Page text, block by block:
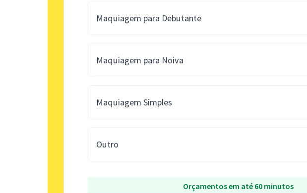
Maquiagem para Debutante
Maquiagem para Noiva
Maquiagem Simples
Outro
Orçamentos em até 60 minutos